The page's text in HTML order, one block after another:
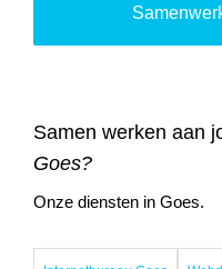
Samen werken aan
Goes?
Onze diensten in Goes.